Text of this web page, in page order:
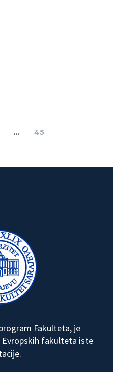
… 45
Fakulteta, je
fakulteta iste